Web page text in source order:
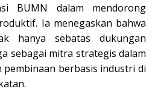
BUMN dalam mendorong
Ia menegaskan bahwa
hanya sebatas dukungan
sebagai mitra strategis dalam
berbasis industri di